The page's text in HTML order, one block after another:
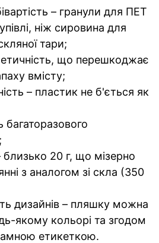
– гранули для ПЕТ
ніж сировина для
тари;
що перешкоджає
вмісту;
– пластик не б'ється як
багаторазового
близько 20 г, що мізерно
з аналогом зі скла (350
дизайнів – пляшку можна
якому кольорі та згодом
етикеткою.